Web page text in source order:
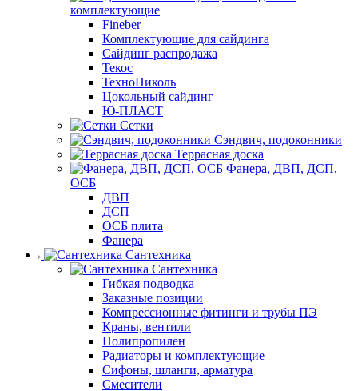
комплектующие
Fineber
Комплектующие для сайдинга
Сайдинг распродажа
Текос
ТехноНиколь
Цокольный сайдинг
Ю-ПЛАСТ
Сетки
Сэндвич, подоконники
Террасная доска
Фанера, ДВП, ДСП,
ОСБ
ДВП
ДСП
ОСБ плита
Фанера
Сантехника
Сантехника
Гибкая подводка
Заказные позиции
Компрессионные фитинги и трубы ПЭ
Краны, вентили
Полипропилен
Радиаторы и комплектующие
Сифоны, шланги, арматура
Смесители